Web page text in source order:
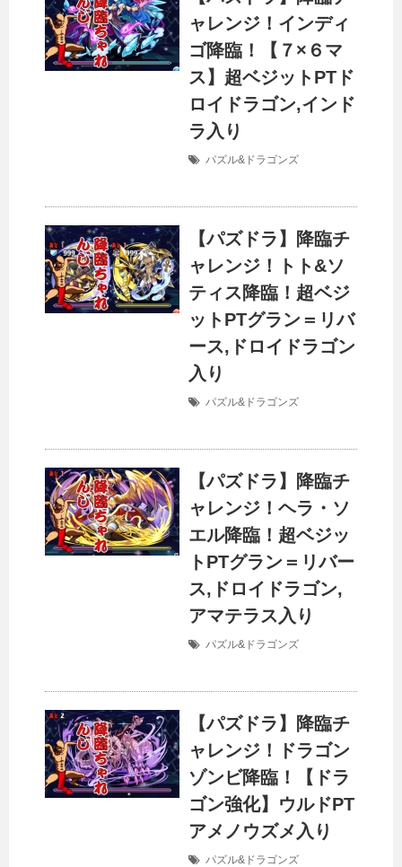
ャレンジ！インディ
ゴ降臨！【７×６マ
ス】超ベジットPTド
ロイドラゴン,インド
ラ入り
パズル&ドラゴンズ
【パズドラ】降臨チ
ャレンジ！トト&ソ
ティス降臨！超ベジ
ットPTグラン＝リバ
ース,ドロイドラゴン
入り
パズル&ドラゴンズ
【パズドラ】降臨チ
ャレンジ！ヘラ・ソ
エル降臨！超ベジッ
トPTグラン＝リバー
ス,ドロイドラゴン,
アマテラス入り
パズル&ドラゴンズ
【パズドラ】降臨チ
ャレンジ！ドラゴン
ゾンビ降臨！【ドラ
ゴン強化】ウルドPT
アメノウズメ入り
パズル&ドラゴンズ